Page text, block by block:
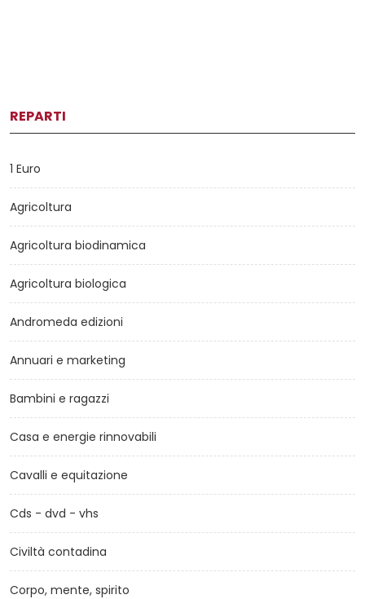
REPARTI
1 Euro
Agricoltura
Agricoltura biodinamica
Agricoltura biologica
Andromeda edizioni
Annuari e marketing
Bambini e ragazzi
Casa e energie rinnovabili
Cavalli e equitazione
Cds - dvd - vhs
Civiltà contadina
Corpo, mente, spirito